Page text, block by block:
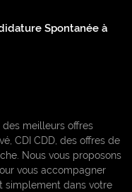
Spontanée à
des meilleurs offres
CDI CDD, des offres de
Nous vous proposons
vous accompagner
simplement dans votre